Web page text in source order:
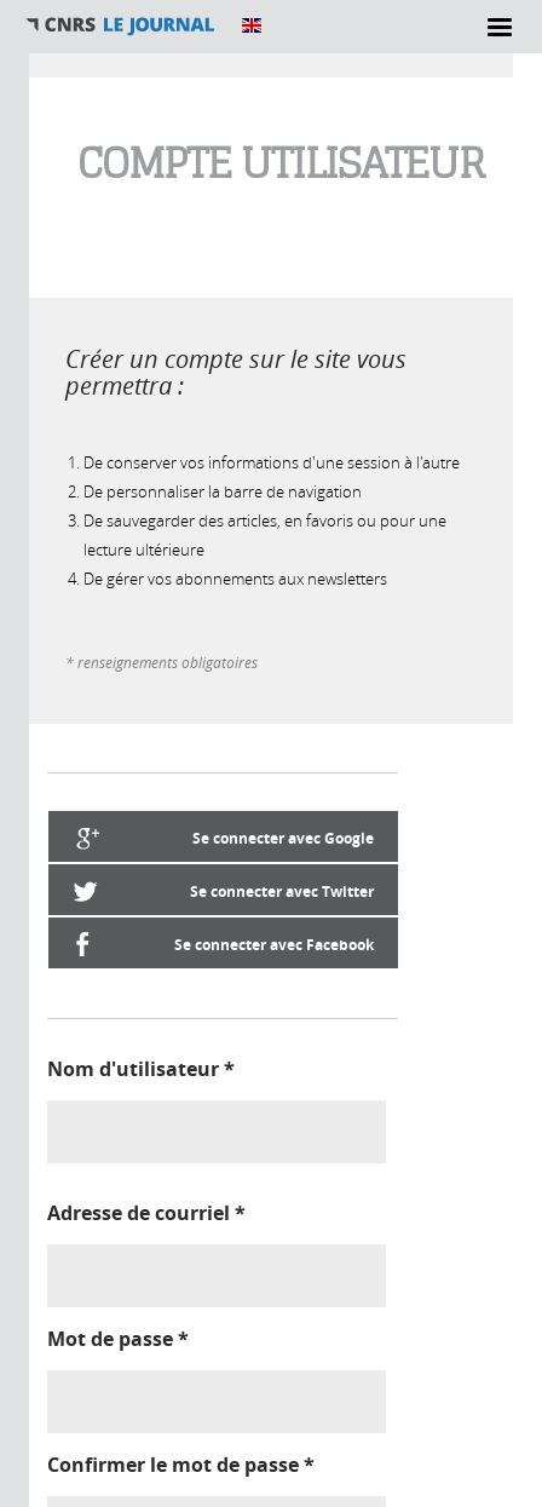
COMPTE UTILISATEUR
Créer un compte sur le site vous
permettra :
De conserver vos informations d'une session à l'autre
De personnaliser la barre de navigation
De sauvegarder des articles, en favoris ou pour une
lecture ultérieure
De gérer vos abonnements aux newsletters
* renseignements obligatoires
Se connecter avec Google
Se connecter avec Twitter
Se connecter avec Facebook
Nom d'utilisateur*
Adresse de courriel *
Mot de passe*
Confirmer le mot de passe*